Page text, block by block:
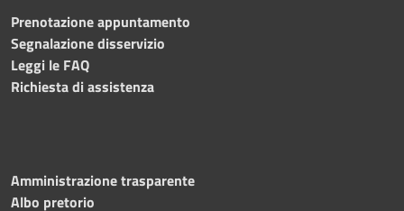
Prenotazione appuntamento
Segnalazione disservizio
Leggi le FAQ
Richiesta di assistenza
Amministrazione trasparente
Albo pretorio